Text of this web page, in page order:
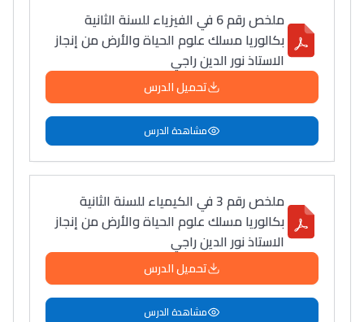
فمنظّمة دولية
مهنة التّرجمة، العمل
التّطوّعي، التّشبيك و
أشياء أخرى مع مامودو
سامورا
بطلة المغرب فالقفز
الطولي، ملاك البردع
كتحكي على تجربتها
فالرّياضة و الدّراسة
ملخص رقم 6 في الفيزياء للسنة الثانية
بكالوريا مسلك علوم الحياة والأرض من إنجاز
الاستاذ نور الدين راجي
تحميل الدرس
مشاهدة الدرس
ملخص رقم 3 في الكيمياء للسنة الثانية
بكالوريا مسلك علوم الحياة والأرض من إنجاز
الاستاذ نور الدين راجي
تحميل الدرس
مشاهدة الدرس